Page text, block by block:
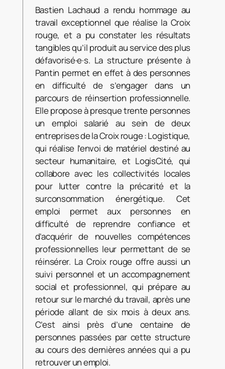
Bastien Lachaud a rendu hommage au
travail exceptionnel que réalise la Croix
rouge, et a pu constater les résultats
tangibles qu’il produit au service des plus
défavorisé·e·s. La structure présente à
Pantin permet en effet à des personnes
en difficulté de s’engager dans un
parcours de réinsertion professionnelle.
Elle propose à presque trente personnes
un emploi salarié au sein de deux
entreprises de la Croix rouge : Logistique,
qui réalise l’envoi de matériel destiné au
secteur humanitaire, et LogisCité, qui
collabore avec les collectivités locales
pour lutter contre la précarité et la
surconsommation énergétique. Cet
emploi permet aux personnes en
difficulté de reprendre confiance et
d’acquérir de nouvelles compétences
professionnelles leur permettant de se
réinsérer. La Croix rouge offre aussi un
suivi personnel et un accompagnement
social et professionnel, qui prépare au
retour sur le marché du travail, après une
période allant de six mois à deux ans.
C’est ainsi près d’une centaine de
personnes passées par cette structure
au cours des dernières années qui a pu
retrouver un emploi.